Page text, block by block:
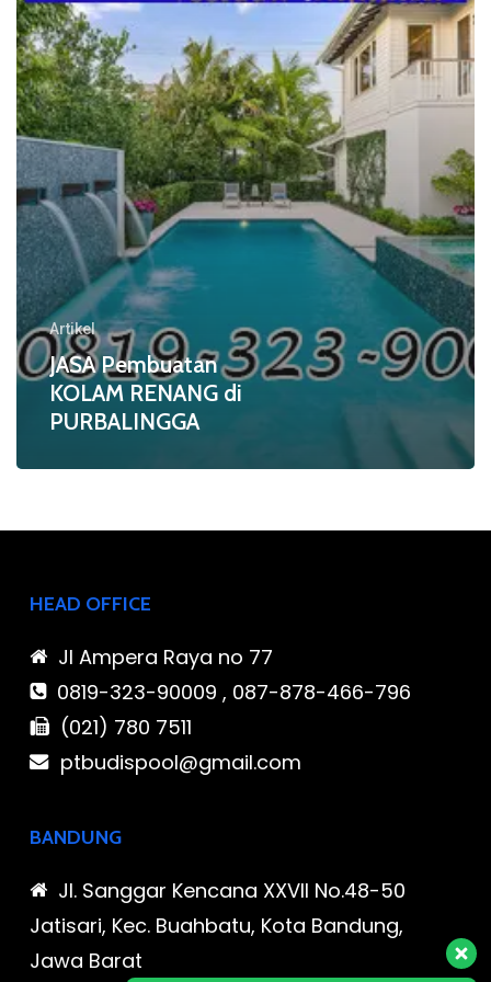
di
PURBALINGGA
Artikel
JASA Pembuatan
KOLAM RENANG di
PURBALINGGA
HEAD OFFICE
Jl Ampera Raya no 77
0819-323-90009 , 087-878-466-796
(021) 780 7511
ptbudispool@gmail.com
BANDUNG
Jl. Sanggar Kencana XXVII No.48-50
Jatisari, Kec. Buahbatu, Kota Bandung,
Jawa Barat